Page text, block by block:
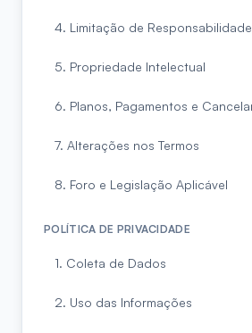
4. Limitação de Responsabilidade
5. Propriedade Intelectual
6. Planos, Pagamentos e
7. Alterações nos Termos
8. Foro e Legislação Aplicável
POLÍTICA DE PRIVACIDADE
1. Coleta de Dados
2. Uso das Informações